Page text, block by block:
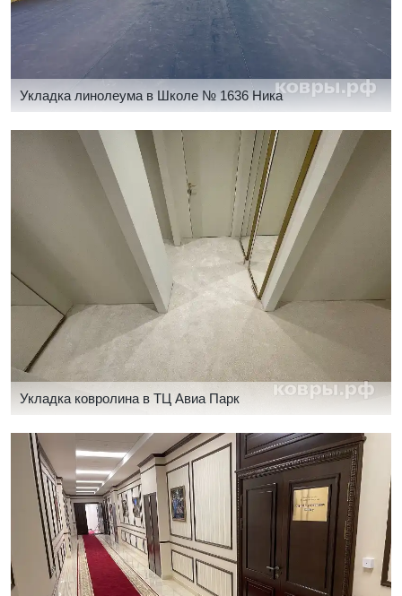
Укладка линолеума в Школе № 1636 Ника
Укладка ковролина в ТЦ Авиа Парк